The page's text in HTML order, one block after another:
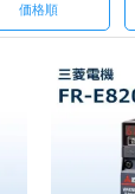
価格順